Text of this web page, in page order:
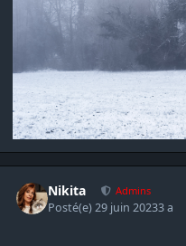
Nikita Admins
Posté(e)29 juin 20233 a